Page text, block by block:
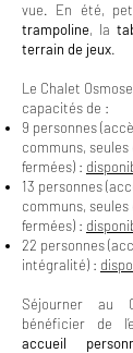
vue. En été,
trampoline, la
terrain de jeux.
Le Chalet
capacités de :
9 personnes
communs,
fermées) :
13 personnes
communs,
fermées) :
22 personnes
intégralité) :
Séjourner au
bénéficier de
accueil